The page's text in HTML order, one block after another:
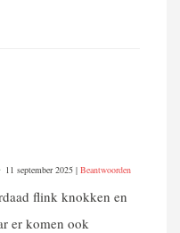
11 september 2025 | Beantwoorden
flink knokken en
er komen ook